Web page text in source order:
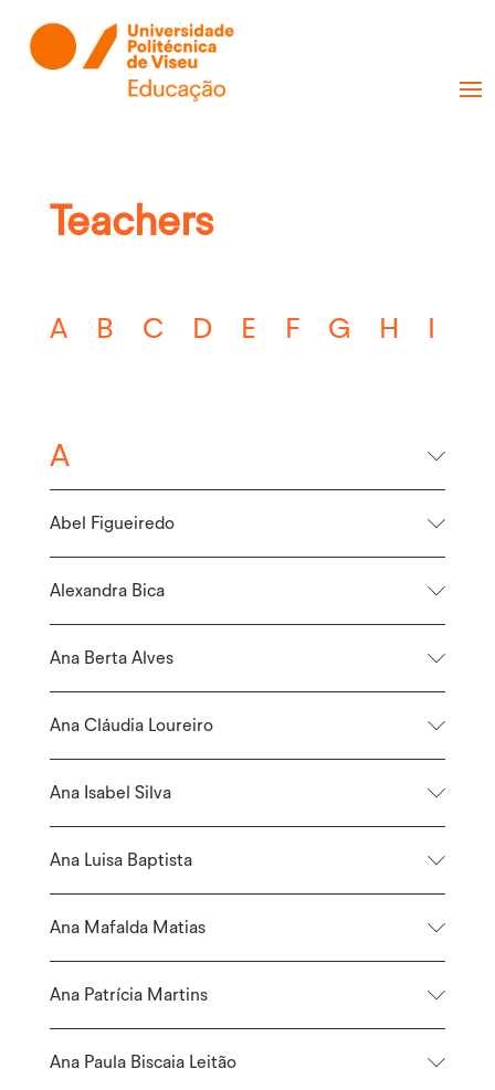
Teachers
A B C D E F G H
A
Abel Figueiredo
Alexandra Bica
Ana Berta Alves
Ana Cláudia Loureiro
Ana Isabel Silva
Ana Luisa Baptista
Ana Mafalda Matias
Ana Patrícia Martins
Ana Paula Biscaia Leitão